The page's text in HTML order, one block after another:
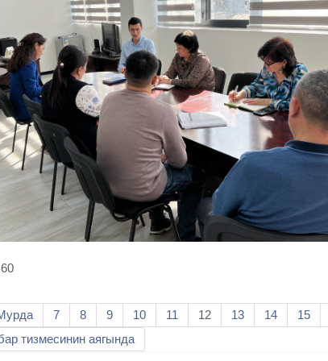
7 8 9 10 11 12 13 14
15
тизмесинин аягында